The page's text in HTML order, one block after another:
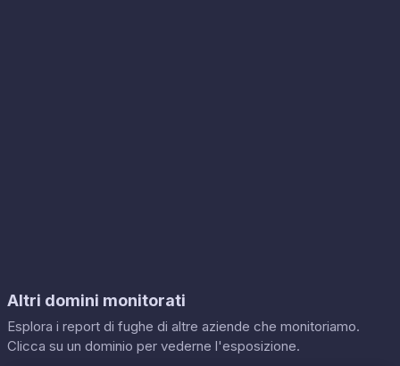
Altri domini monitorati
Esplora i report di fughe di altre aziende che monitoriamo.
Clicca su un dominio per vederne l'esposizione.